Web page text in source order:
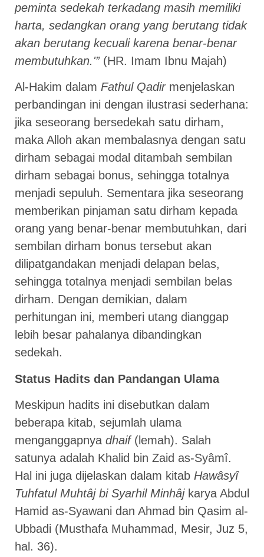
peminta sedekah terkadang masih memiliki
harta, sedangkan orang yang berutang tidak
akan berutang kecuali karena benar-benar
membutuhkan.'”(HR. Imam Ibnu Majah)
Al-Hakim dalam Fathul Qadirmenjelaskan
perbandingan ini dengan ilustrasi sederhana:
jika seseorang bersedekah satu dirham,
maka Alloh akan membalasnya dengan satu
dirham sebagai modal ditambah sembilan
dirham sebagai bonus, sehingga totalnya
menjadi sepuluh. Sementara jika seseorang
memberikan pinjaman satu dirham kepada
orang yang benar-benar membutuhkan, dari
sembilan dirham bonus tersebut akan
dilipatgandakan menjadi delapan belas,
sehingga totalnya menjadi sembilan belas
dirham. Dengan demikian, dalam
perhitungan ini, memberi utang dianggap
lebih besar pahalanya dibandingkan
sedekah.
Status Hadits dan Pandangan Ulama
Meskipun hadits ini disebutkan dalam
beberapa kitab, sejumlah ulama
menganggapnya dhaif(lemah). Salah
satunya adalah Khalid bin Zaid as-Syâmî.
Hal ini juga dijelaskan dalam kitab Hawâsyî
Tuhfatul Muhtâj bi Syarhil Minhâjkarya Abdul
Hamid as-Syawani dan Ahmad bin Qasim al-
Ubbadi (Musthafa Muhammad, Mesir, Juz 5,
hal. 36).